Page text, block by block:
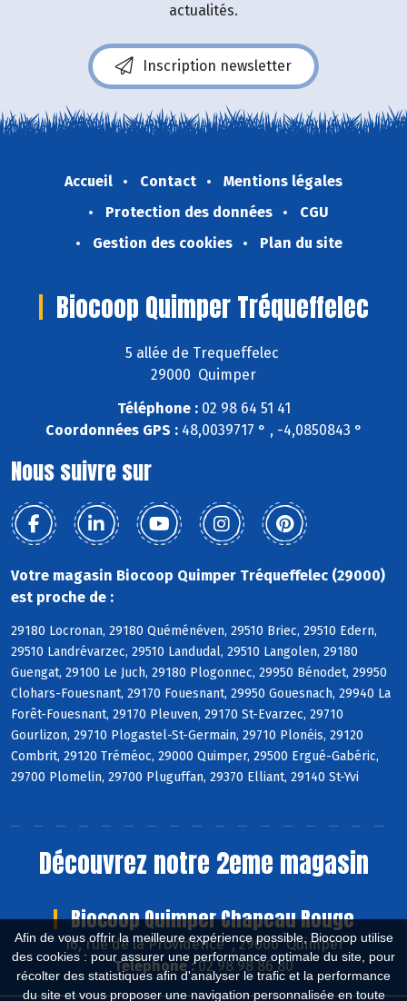
Afin de vous offrir la meilleure expérience possible, Biocoop utilise
des cookies : pour assurer une performance optimale du site, pour
récolter des statistiques afin d'analyser le trafic et la performance
du site et vous proposer une navigation personnalisée en toute
actualités.
Inscription newsletter
Accueil Contact
Mentions légales
Protection des données
CGU
Gestion des cookies
Plan du site
Biocoop Quimper Tréqueffelec
5 allée de Trequeffelec
29000 Quimper
Téléphone :02 98 64 51 41
Coordonnées GPS :48,0039717 ° , -4,0850843 °
Nous suivre sur
Votre magasin Biocoop Quimper Tréqueffelec (29000)
est proche de :
29180 Locronan, 29180 Quéménéven, 29510 Briec, 29510 Edern,
29510 Landrévarzec, 29510 Landudal, 29510 Langolen, 29180
Guengat, 29100 Le Juch, 29180 Plogonnec, 29950 Bénodet, 29950
Clohars-Fouesnant, 29170 Fouesnant, 29950 Gouesnach, 29940 La
Forêt-Fouesnant, 29170 Pleuven, 29170 St-Evarzec, 29710
Gourlizon, 29710 Plogastel-St-Germain, 29710 Plonéis, 29120
Combrit, 29120 Tréméoc, 29000 Quimper, 29500 Ergué-Gabéric,
29700 Plomelin, 29700 Pluguffan, 29370 Elliant, 29140 St-Yvi
Découvrez notre 2eme magasin
Biocoop Quimper Chapeau Rouge
16, rue de la Providence , 29000 Quimper
Téléphone :02 98 98 86 80